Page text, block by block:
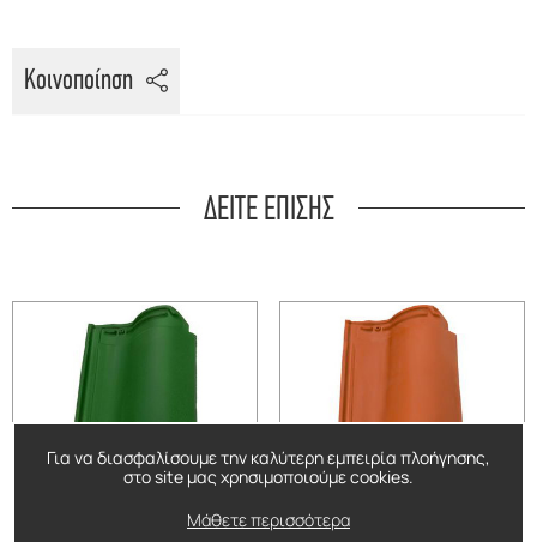
Για να διασφαλίσουμε την καλύτερη εμπειρία πλοήγησης,
στο site μας χρησιμοποιούμε cookies.
Μάθετε περισσότερα
Κοινοποίηση
ΔΕΙΤΕ ΕΠΙΣΗΣ
Μακεδονίτικο Πράσινο
Μακεδονίτικο Φυσικής